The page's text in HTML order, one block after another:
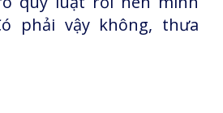
phải vậy không, thưa